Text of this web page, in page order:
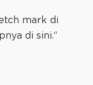
mark di
di sini.“